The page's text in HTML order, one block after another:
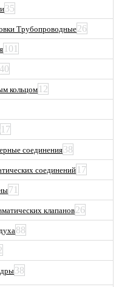
35
Трубопроводные26
101
40
кольцом 12
17
соединения38
соединений17
71
клапанов26
88
38